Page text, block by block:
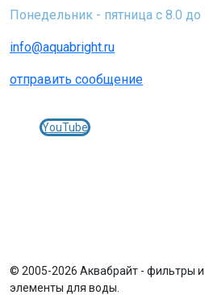
Понедельник - пятница с 8.0 до
info@aquabright.ru
отправить сообщение
YouTube
© 2005-2026 Аквабрайт - фильтры
элементы для воды.